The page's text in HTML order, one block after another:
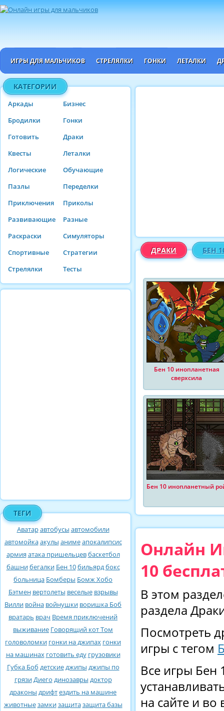
ИГРЫ ДЛЯ МАЛЬЧИКОВ СТРЕЛЯЛКИ ГОНКИ ЛЕТАЛКИ
КАТЕГОРИИ
Аркады
Бизнес
Бродилки
Гонки
Готовить
Драки
Квесты
Леталки
Логические
Обучающие
Пазлы
Переделки
Приключения
Приколы
Развивающие
Разные
Раскраски
Симуляторы
Спортивные
Стратегии
Стрелялки
Тесты
ТЕГИ
Аватаравтобусы автомобили
автомойкаакулы анимеапокалипсис
армия атака пришельцевбаскетбол
башнибегалки Бен 10бильярдбокс
больница Бомберы Бомж Хобо
Бэтмен вертолеты веселые взрывы
Вилли война войнушки воришка Боб
вратарь врач Время приключений
выживание Говорящий кот Том
головоломки гонки на джипах гонки
на машинах готовить еду грузовики
Губка Боб детскиеджипы джипы по
грязиДиего динозавры доктор
драконы дрифтездить на машине
животныезамкизащитазащита базы
ДРАКИ БЕН
Бен 10 инопланетная
сверхсила
Бен 10 инопланетный
Онлайн
10
В этом
раздела
Посмотреть
игры с тегом
Все игры Бен
на сайте и